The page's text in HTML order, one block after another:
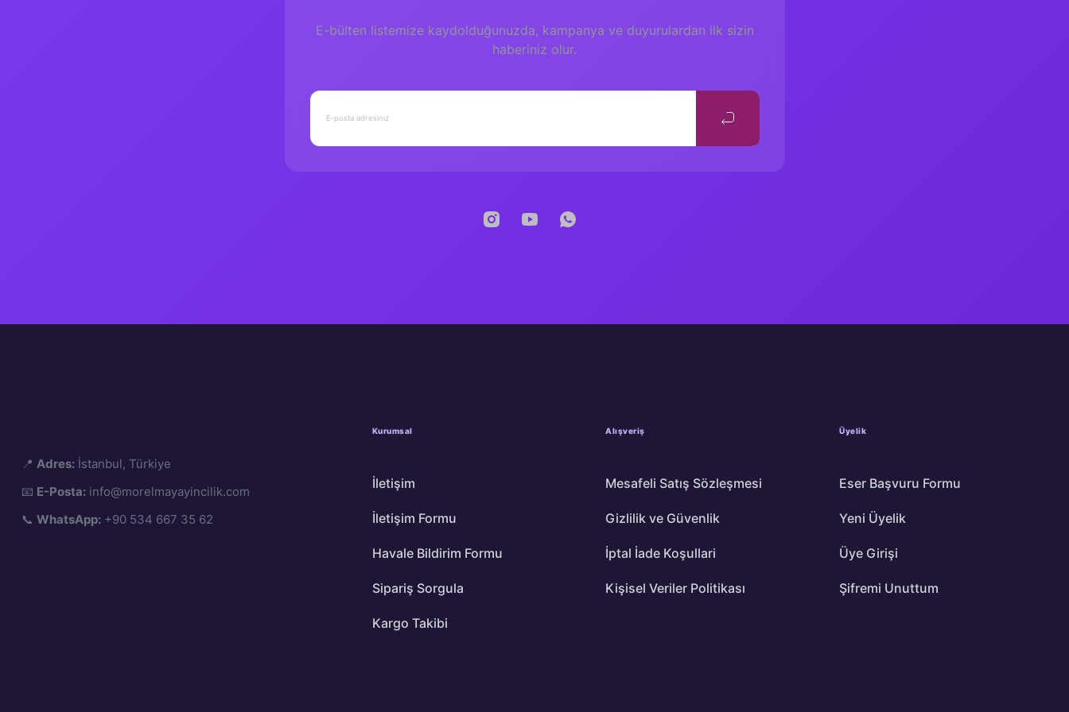
E-bülten listemize kaydolduğunuzda, kampanya ve duyurulardan ilk sizin
haberiniz olur.
📍 Adres: İstanbul, Türkiye
📧 E-Posta: info@morelmayayincilik.com
📞 WhatsApp: +90 534 667 35 62
Kurumsal
İletişim
İletişim Formu
Havale Bildirim Formu
Sipariş Sorgula
Kargo Takibi
Alışveriş
Mesafeli Satış Sözleşmesi
Gizlilik ve Güvenlik
İptal İade Koşullari
Kişisel Veriler Politikası
Üyelik
Eser Başvuru Formu
Yeni Üyelik
Üye Girişi
Şifremi Unuttum